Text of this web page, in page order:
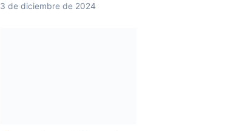
3 de diciembre de 2024